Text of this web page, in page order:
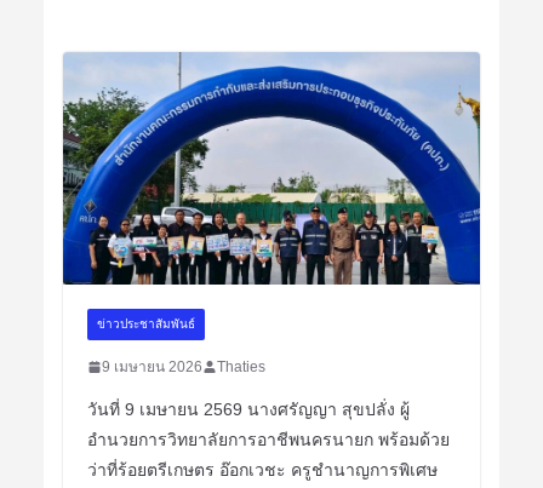
ข่าวประชาสัมพันธ์
9 เมษายน 2026 Thaties
วันที่ 9 เมษายน 2569 นางศรัญญา สุขปลั่ง ผู้
อำนวยการวิทยาลัยการอาชีพนครนายก พร้อมด้วย
ว่าที่ร้อยตรีเกษตร อ๊อกเวชะ ครูชำนาญการพิเศษ